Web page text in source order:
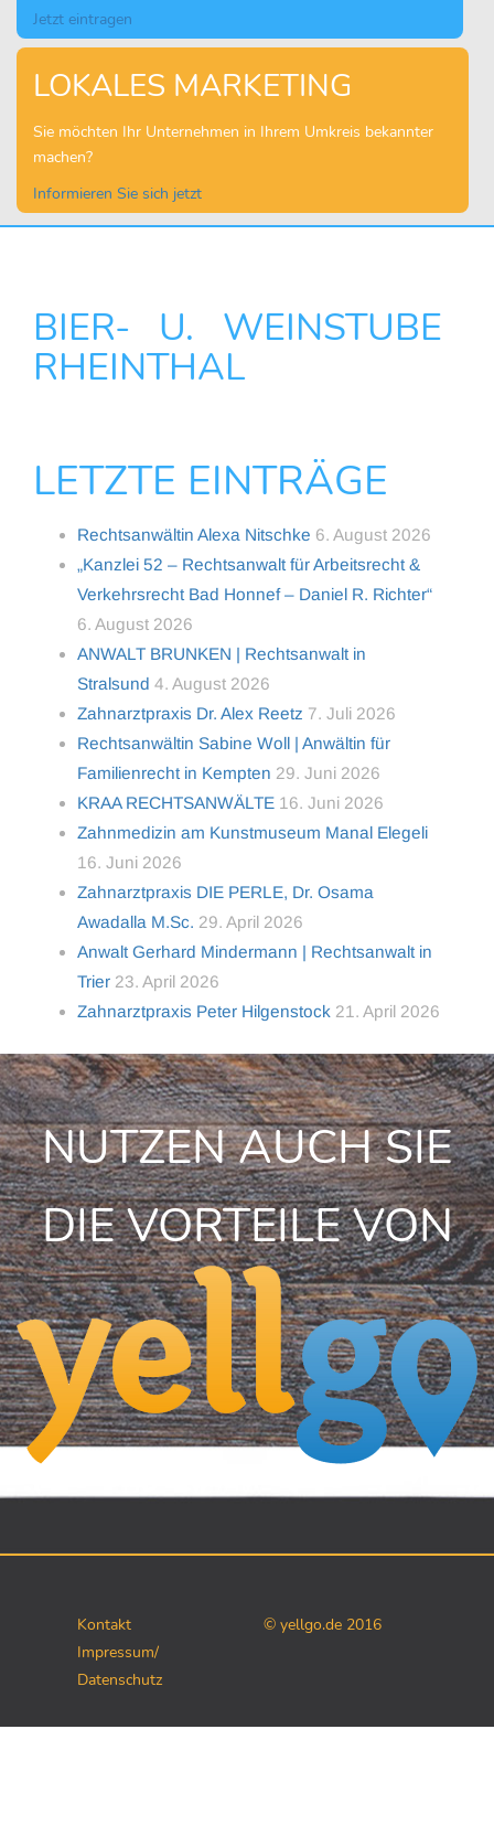
Jetzt eintragen
LOKALES MARKETING
Sie möchten Ihr Unternehmen in Ihrem Umkreis bekannter
machen?
Informieren Sie sich jetzt
BIER- U. WEINSTUBE
RHEINTHAL
LETZTE EINTRÄGE
Rechtsanwältin Alexa Nitschke 6. August 2026
„Kanzlei 52 – Rechtsanwalt für Arbeitsrecht &
Verkehrsrecht Bad Honnef – Daniel R. Richter“
6. August 2026
ANWALT BRUNKEN | Rechtsanwalt in
Stralsund 4. August 2026
Zahnarztpraxis Dr. Alex Reetz 7. Juli 2026
Rechtsanwältin Sabine Woll | Anwältin für
Familienrecht in Kempten 29. Juni 2026
KRAA RECHTSANWÄLTE 16. Juni 2026
Zahnmedizin am Kunstmuseum Manal Elegeli
16. Juni 2026
Zahnarztpraxis DIE PERLE, Dr. Osama
Awadalla M.Sc. 29. April 2026
Anwalt Gerhard Mindermann | Rechtsanwalt in
Trier 23. April 2026
Zahnarztpraxis Peter Hilgenstock 21. April 2026
NUTZEN AUCH SIE
DIE VORTEILE VON
Kontakt
Impressum/
Datenschutz
© yellgo.de 2016